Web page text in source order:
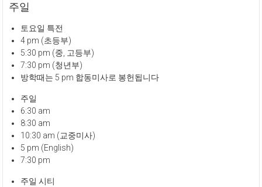
주일
토요일 특전
4 pm (초등부)
5:30 pm (중, 고등부)
7:30 pm (청년부)
방학때는 5 pm 합동미사로 봉헌됩니다
주일
6:30 am
8:30 am
10:30 am (교중미사)
5 pm (English)
7:30 pm
주일 시티